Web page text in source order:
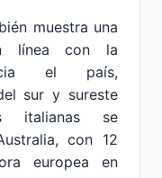
muestra una
línea con la
el país,
sur y sureste
italianas se
con 12
europea en